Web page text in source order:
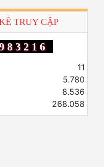
TRUY CẬP
11
5.780
8.536
268.058